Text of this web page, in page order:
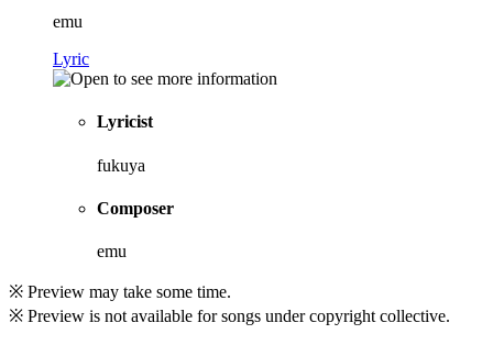
emu
Lyric
Lyricist
fukuya
Composer
emu
※ Preview may take some time.
※ Preview is not available for songs under copyright collective.